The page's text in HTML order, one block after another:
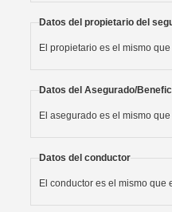
Datos del propietario del
El propietario es el mismo
Datos del Asegurado/
El asegurado es el mismo
Datos del conductor
El conductor es el mismo que